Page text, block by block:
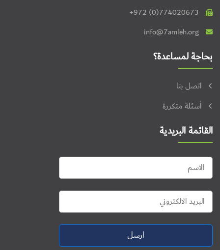
+972 (0)774020673
info@7amleh.org
بحاجة لمساعدة؟
اتصل بنا
أسئلة متكررة
القائمة البريدية
ارسل